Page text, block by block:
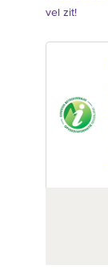
vel zit!